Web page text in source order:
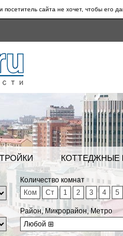
сайта не хочет, чтобы его
КОТТЕДЖНЫЕ
Количество комнат
Ком
Ст 1 2 3 4 5
Район, Микрорайон, Метро
Любой ⊞